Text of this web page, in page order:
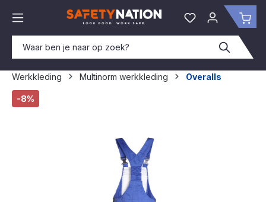
Je hebt 0 items
Werkkleding Multinorm werkkleding
Overalls
Afbeeldingengalerij overslaan
-8%